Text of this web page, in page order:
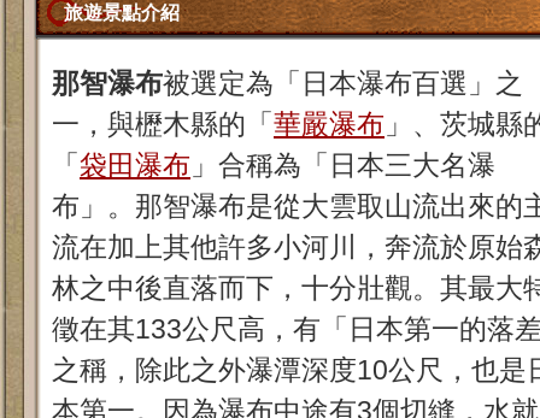
旅遊景點介紹
那智瀑布被選定為「日本瀑布百選」之
一，與櫪木縣的「華嚴瀑布 」、茨城縣
「袋田瀑布 」合稱為「日本三大名瀑
布」。那智瀑布是從大雲取山流出來的
流在加上其他許多小河川，奔流於原始
林之中後直落而下，十分壯觀。其最大
徵在其133公尺高，有「日本第一的落
之稱，除此之外瀑潭深度10公尺，也是
本第一。因為瀑布中途有3個切縫，水